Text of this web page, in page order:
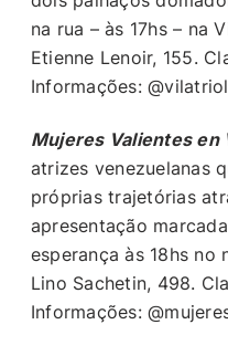
na rua – às 17hs – na
Etienne Lenoir, 155.
Informações:
Mujeres Valientes en
atrizes venezuelanas
próprias trajetórias
apresentação
esperança às 18hs no
Lino Sachetin, 498.
Informações: